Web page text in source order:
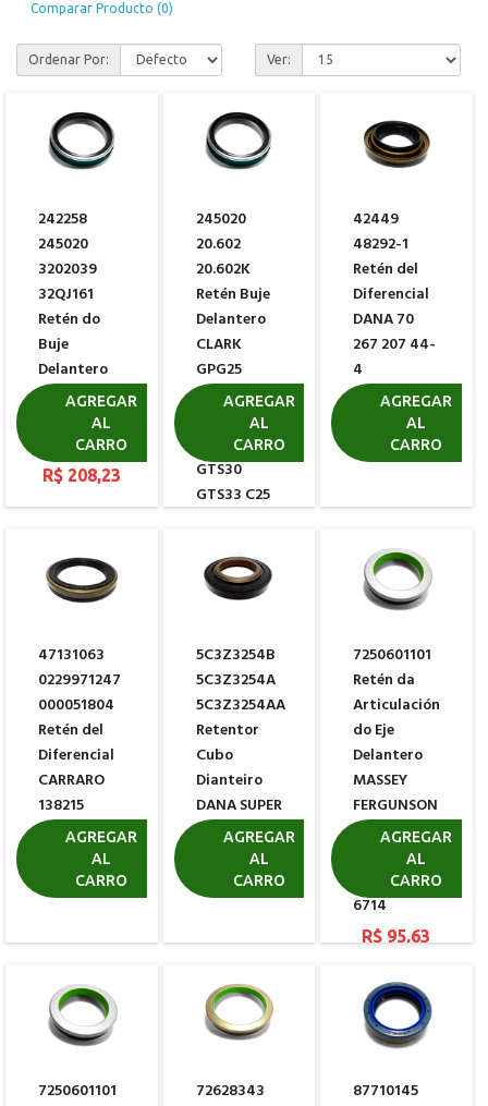
Comparar Producto (0)
Ordenar Por: Ver:
242258
245020
3202039
32QJ161
Retén do
Buje
Delantero
CLARK
47494
R$ 208,23
AGREGAR
AL
CARRO
245020
20.602
20.602K
Retén Buje
Delantero
CLARK
GPG25
GMP25
GPY25 CQ25
GTS25
GTS30
GTS33 C25
AGREGAR
AL
CARRO
42449
48292-1
Retén del
Diferencial
DANA 70
267 207 44-
4
R$ 91,16
AGREGAR
AL
CARRO
47131063
0229971247
000051804
Retén del
Diferencial
CARRARO
138215
R$ 98,91
AGREGAR
AL
CARRO
5C3Z3254B
5C3Z3254A
5C3Z3254AA
Retentor
Cubo
Dianteiro
DANA SUPER
60 2023068
2017426
R$ 378,94
AGREGAR
AL
CARRO
7250601101
Retén da
Articulación
do Eje
Delantero
MASSEY
FERGUNSON
MF 6711 MF
6712 MF
6713 MF
6714
R$ 95,63
AGREGAR
AL
CARRO
7250601101
72628343
87710145